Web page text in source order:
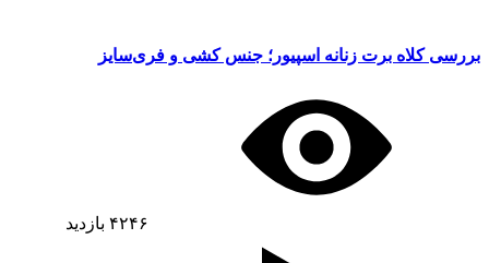
بررسی کلاه برت زنانه اسپیور؛ جنس کشی و فری‌سایز
۴۲۴۶ بازدید